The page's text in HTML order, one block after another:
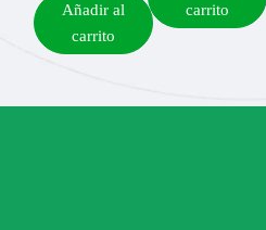
Añadir al
carrito
carrito